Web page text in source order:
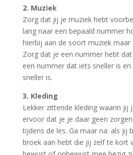
2. Muziek
Zorg dat jij je muziek hebt
lang naar een bepaald nummer
hierbij aan de soort muziek
Zorg dat je een nummer hebt
een nummer dat iets sneller is
sneller is.
3. Kleding
Lekker zittende kleding waarin jij
ervoor dat je je daar geen
tijdens de les. Ga maar na: als jij
broek aan hebt die jij zelf te kort